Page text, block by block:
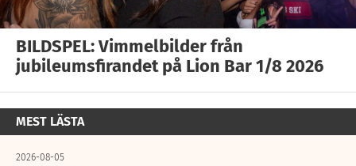
BILDSPEL: Vimmelbilder från
jubileumsfirandet på Lion Bar 1/8 2026
MEST LÄSTA
2026-08-05